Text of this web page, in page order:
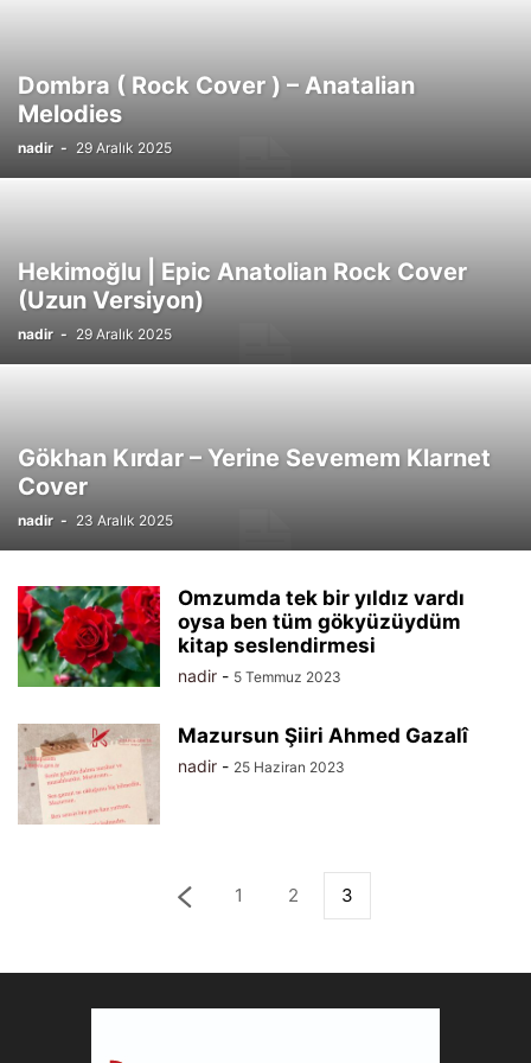
Dombra ( Rock Cover ) – Anatalian
Melodies
nadir - 29 Aralık 2025
Hekimoğlu | Epic Anatolian Rock Cover
(Uzun Versiyon)
nadir - 29 Aralık 2025
Gökhan Kırdar – Yerine Sevemem Klarnet
Cover
nadir - 23 Aralık 2025
Omzumda tek bir yıldız vardı
oysa ben tüm gökyüzüydüm
kitap seslendirmesi
nadir - 5 Temmuz 2023
Mazursun Şiiri Ahmed Gazalî
nadir - 25 Haziran 2023
1 2 3